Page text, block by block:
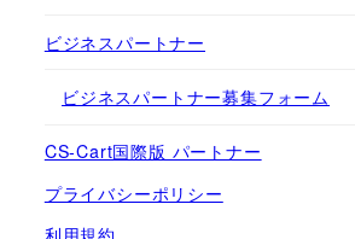
ビジネスパートナー
ビジネスパートナー募集フォーム
CS-Cart国際版 パートナー
プライバシーポリシー